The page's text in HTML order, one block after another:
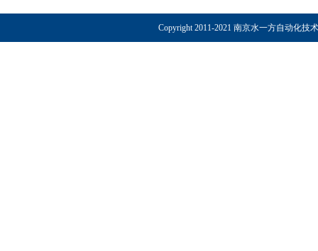
Copyright 2011-2021 南京水一方自动化技